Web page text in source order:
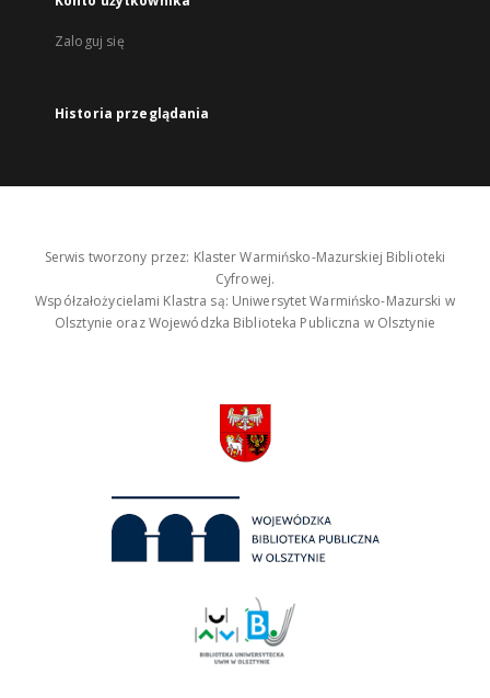
Zaloguj się
Historia przeglądania
Serwis tworzony przez: Klaster Warmińsko-Mazurskiej Biblioteki
Cyfrowej.
Współzałożycielami Klastra są: Uniwersytet Warmińsko-Mazurski w
Olsztynie oraz Wojewódzka Biblioteka Publiczna w Olsztynie